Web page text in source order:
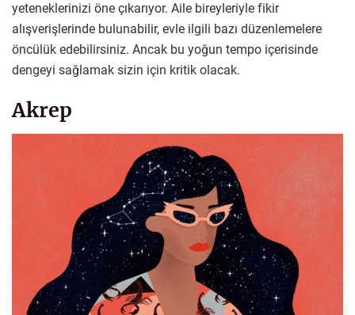
yeteneklerinizi öne çıkarıyor. Aile bireyleriyle fikir
alışverişlerinde bulunabilir, evle ilgili bazı düzenlemelere
öncülük edebilirsiniz. Ancak bu yoğun tempo içerisinde
dengeyi sağlamak sizin için kritik olacak.
Akrep